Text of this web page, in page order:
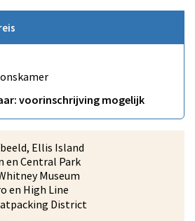
voorinschrijving mogelijk
Ellis Island
en Central Park
Museum
en High Line
District